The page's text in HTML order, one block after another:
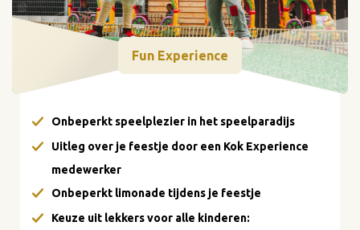
Fun Experience
Onbeperkt speelplezier in het speelparadijs
Uitleg over je feestje door een Kok Experience
medewerker
Onbeperkt limonade tijdens je feestje
Keuze uit lekkers voor alle kinderen: